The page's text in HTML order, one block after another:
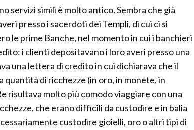
servizi simili è molto antico. Sembra che già
presso i sacerdoti dei Templi, di cui ci si
le prime Banche, nel momento in cui i banchieri
i clienti depositavano i loro averi presso una
una lettera di credito in cui dichiarava che il
di ricchezze (in oro, in monete, in
risultava molto più comodo viaggiare con una
che erano difficili da custodire e in balia
custodire gioielli, oro o altri tipi di